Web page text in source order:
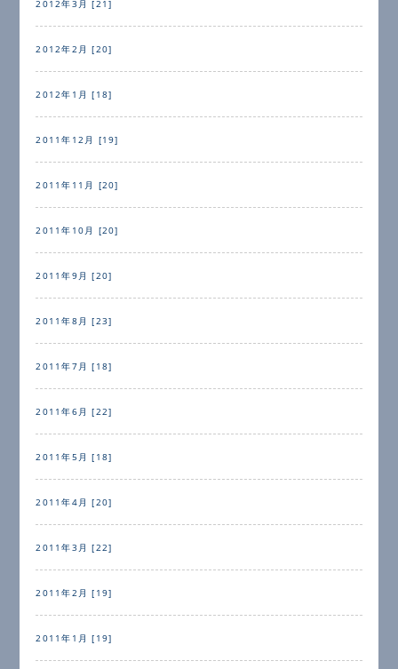
2012年3月 [21]
2012年2月 [20]
2012年1月 [18]
2011年12月 [19]
2011年11月 [20]
2011年10月 [20]
2011年9月 [20]
2011年8月 [23]
2011年7月 [18]
2011年6月 [22]
2011年5月 [18]
2011年4月 [20]
2011年3月 [22]
2011年2月 [19]
2011年1月 [19]